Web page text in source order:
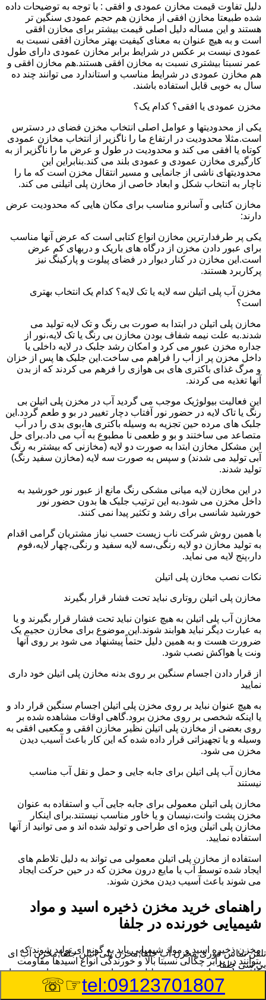
دلیل تفاوت قیمت مخازن عمودی و افقی : با توجه به توضیحات داده
شده طبیعتا مخازن افقی از مخازن هم حجم عمودی سنگین تر
هستند و این مساله دلیل اصلی قیمت بیشتر برای مخازن افقی
است و به هیچ عنوان به معنای کیفیت بهتر مخازن افقی نسبت به
عمودی نیست بر عکس در شرایط برابر مخازن عمودی دارای طول
عمر نسبتا بیشتری نسبت به مخازن افقی هستند.هم مخازن افقی و
هم مخازن عمودی در شرایط مناسب و استاندارد می توانند چند ده
سال به خوبی قابل استفاده باشند.
مخزن عمودی یا افقی؟ کدام یک؟
یکی از محدودیتها و عوامل اصلی انتخاب مخزن فضای در دسترس
است.مثلا محدودیت در ارتفاع ما را ناگزیر از انتخاب مخازن عمودی
کوتاه یا افقی می کند و محدودیت در طول و عرض ما را ناگزیر از به
کارگیری مخازن عمودی و عمودی بلند می کند.بنابراین این
محدودیتهای ناشی از جانمایی و مسیر انتقال مخزن است که ما را
ناچار به انتخاب شکل و ابعاد خاصی از مخازن پلی اتیلنی می کند.
مخازن کتابی و آسانرو مناسب برای مکان هایی که محدودیت عرض
دارند:
یکی پر طرفدارترین مخازن انواع کتابی است که عرض آنها مناسب
برای عبور دادن مخزن از درگاه های باریک و دربهای کم عرض
است.این مخازن در کنار دیوار در فضای پیلوت و پارکینگ نیز
پرکاربرد هستند.
مخزن آب پلی اتیلن سه لایه یا تک لایه؟ کدام یک انتخاب بهتری
است؟
مخازن پلی اتیلن در ابتدا به صورت بی رنگ و تک لایه تولید می
شدند.به علت نیمه شفاف بودن مخازن بی رنگ یا تک لایه،نور از
جداره مخزن عبور می کرد و امکان رشد جلبک در لایه داخلی یا
داخل مخزن پر از آب را فراهم می ساخت.این جلبک ها پس از خزان
و مرگ غذای باکتری های بی هوازی را فرهم می کردند که از بدن
آنها تغذیه می کردند.
این فعالیت بیولوژیک موجب می گردید آب در مخزن پلی اتیلن بی
رنگ یا تاک لایه در حضور نور آفتاب دچار تغییر در بو و طعم گردد.این
جلبک های مرده حین تجزیه به وسیله باکتری ها،بوی بدی را در آب
متصاعد می ساختند و بو و طعمی نا مطبوع به آب می داد.برای حل
این مشکل مخازن ابتدا به صورت دو لایه (مخازنی که بیشتر به رنگ
آبی تولید می شدند) و سپس به صورت سه لایه (مخازن سفید رنگ)
تولید شدند.
در این مخازن لایه میانی مشکی رنگ مانع از عبور نور خورشید به
داخل مخزن می شود.به این ترتیب جلبک ها بدون حضور نور
خورشید شانسی برای رشد و تکثیر پیدا نمی کنند.
با همین روش شرکت ناب زیست حسب نیاز مشتریان گرامی اقدام
به تولید مخازن دو لایه رنگی،سه لایه سفید و رنگی،چهار لایه،فوم
دار،پنج لایه می نماید.
نکات نصب مخازن پلی اتیلن
مخازن پلی اتیلن روتاری نباید تحت فشار قرار بگیرند
مخازن آب پلی اتیلن به هیچ عنوان نباید تحت فشار قرار بگیرند و یا
به عبارت دیگر نباید هوابند شوند.این موضوع برای مخازن حجیم یک
ضرورت هست و به همین دلیل حتماً پیشنهاد می شود بر روی آنها
ونت یا هواکش نصب شود.
از قرار دادن اجسام سنگین بر روی بدنه مخازن پلی اتیلن خود داری
نمایید
به هیچ عنوان نباید بر روی مخزن پلی اتیلن اجسام سنگین قرار داد و
یا اینکه شخصی بر روی مخزن برود.گاهی اوقات مشاهده شده بر
روی بعضی از مخازن پلی اتیلن نظیر مخازن افقی و مکعبی افقی به
وسیله و یا تجهیزاتی قرار داده شده که این کار باعث آسیب دیدن
مخزن می شود.
مخازن آب پلی اتیلن برای جابه جایی و حمل و نقل آب مناسب
نیستند
مخازن پلی اتیلن معمولی برای جابه جایی آب و استفاده به عنوان
مخزن پشت وانت،نیسان و یا خاور مناسب نیستند.برای اینکار
مخازن پلی اتیلن ویژه ای طراحی و تولید شده اند و می توانید از آنها
استفاده نمایید.
استفاده از مخازن پلی اتیلن معمولی می تواند به دلیل تلاطم های
ایجاد شده توسط آب یا مایع درون مخزن که در حین حرکت ایجاد
می شوند باعث آسیب دیدن مخزن شوند.
راهنمای خرید مخزن ذخیره اسید و مواد
شیمیایی خورنده در جلفا
مخزن ذخیره اسید و مواد شیمیایی باید به گونه ای تولید شوند که
بتوانند در برابر چگالی نسبتا بالا و خورندگی انواع اسیدها مقاومت
کافی داشته باشند.به همین دلیل نمی توان در هر مخزنی اسید و مواد
شیمیایی را ذخیره کرد.
تلفن تماس فوریمخزن آب جلفا,مخزن پلی اتیلن جلفا,مخزن آب ای
بی سی جلفا
tel:09123701807
☞☏